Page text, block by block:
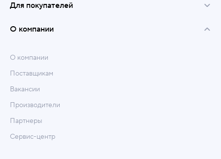
Для покупателей
О компании
О компании
Поставщикам
Вакансии
Производители
Партнеры
Сервис-центр